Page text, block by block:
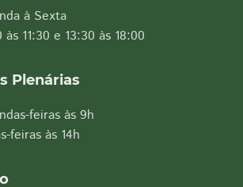
à Sexta
11:30 e 13:30 às 18:00
Plenárias
feiras às 9h
feiras às 14h